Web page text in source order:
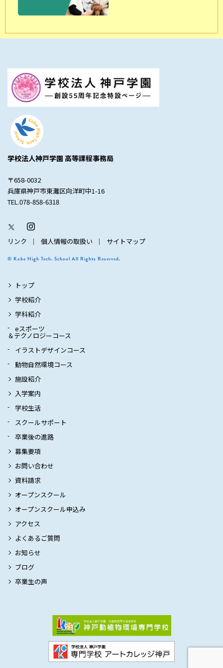
学校法人神戸学園 高等課程事務局
〒658-0032
兵庫県神戸市東灘区向洋町中1-16
TEL.078-858-6318
リンク 個人情報の取扱い サイトマップ
© Kobe High Tech. School All Rights Reserved.
トップ
学校紹介
学科紹介
eスポーツ
＆テクノロジーコース
イラストデザインコース
動物自然環境コース
施設紹介
入学案内
学校生活
スクールサポート
卒業後の進路
募集要項
お問い合わせ
資料請求
オープンスクール
オープンスクール申込み
アクセス
よくあるご質問
お知らせ
ブログ
卒業生の声